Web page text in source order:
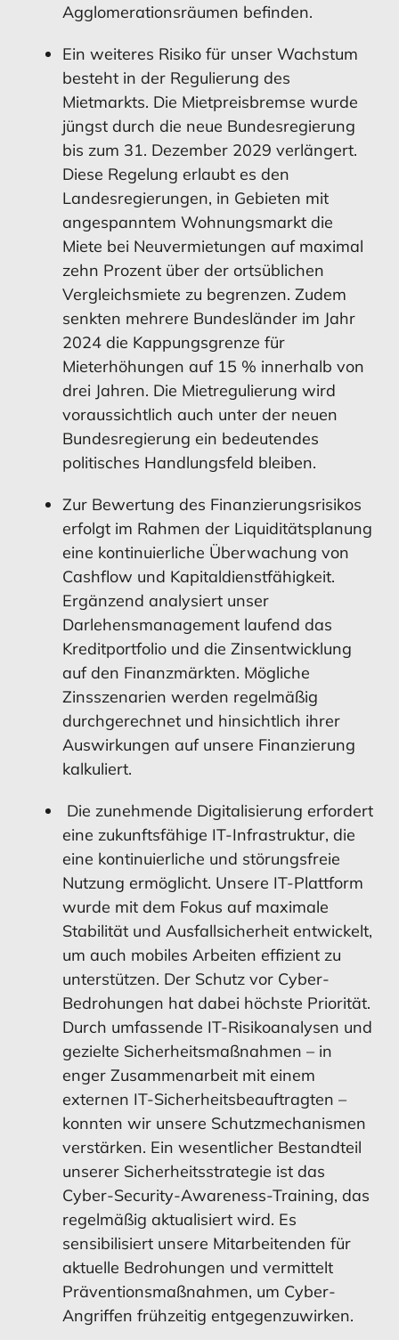
MEHR ERFAHREN
Chancen
MEHR ERFAHREN
Ausblick
MEHR ERFAHREN
Agglomerationsräumen befinden.
Ein weiteres Risiko für unser Wachstum
besteht in der Regulierung des
Mietmarkts. Die Mietpreisbremse wurde
jüngst durch die neue Bundesregierung
bis zum 31. Dezember 2029 verlängert.
Diese Regelung erlaubt es den
Landesregierungen, in Gebieten mit
angespanntem Wohnungsmarkt die
Miete bei Neuvermietungen auf maximal
zehn Prozent über der ortsüblichen
Vergleichsmiete zu begrenzen. Zudem
senkten mehrere Bundesländer im Jahr
2024 die Kappungsgrenze für
Mieterhöhungen auf 15 % innerhalb von
drei Jahren. Die Mietregulierung wird
voraussichtlich auch unter der neuen
Bundesregierung ein bedeutendes
politisches Handlungsfeld bleiben.
Zur Bewertung des Finanzierungsrisikos
erfolgt im Rahmen der Liquiditätsplanung
eine kontinuierliche Überwachung von
Cashflow und Kapitaldienstfähigkeit.
Ergänzend analysiert unser
Darlehensmanagement laufend das
Kreditportfolio und die Zinsentwicklung
auf den Finanzmärkten. Mögliche
Zinsszenarien werden regelmäßig
durchgerechnet und hinsichtlich ihrer
Auswirkungen auf unsere Finanzierung
kalkuliert.
Die zunehmende Digitalisierung erfordert
eine zukunftsfähige IT-Infrastruktur, die
eine kontinuierliche und störungsfreie
Nutzung ermöglicht. Unsere IT-Plattform
wurde mit dem Fokus auf maximale
Stabilität und Ausfallsicherheit entwickelt,
um auch mobiles Arbeiten effizient zu
unterstützen. Der Schutz vor Cyber-
Bedrohungen hat dabei höchste Priorität.
Durch umfassende IT-Risikoanalysen und
gezielte Sicherheitsmaßnahmen – in
enger Zusammenarbeit mit einem
externen IT-Sicherheitsbeauftragten –
konnten wir unsere Schutzmechanismen
verstärken. Ein wesentlicher Bestandteil
unserer Sicherheitsstrategie ist das
Cyber-Security-Awareness-Training, das
regelmäßig aktualisiert wird. Es
sensibilisiert unsere Mitarbeitenden für
aktuelle Bedrohungen und vermittelt
Präventionsmaßnahmen, um Cyber-
Angriffen frühzeitig entgegenzuwirken.
MEHR ERFAHREN
Ausblick
MEHR ERFAHREN